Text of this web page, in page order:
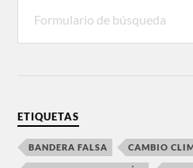
ETIQUETAS
BANDERA FALSA CAMBIO